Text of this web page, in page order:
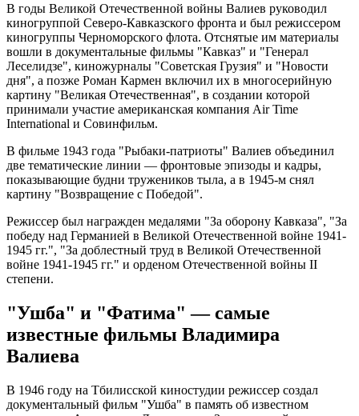
В годы Великой Отечественной войны Валиев руководил
киногруппой Северо-Кавказского фронта и был режиссером
киногруппы Черноморского флота. Отснятые им материалы
вошли в документальные фильмы "Кавказ" и "Генерал
Леселидзе", киножурналы "Советская Грузия" и "Новости
дня", а позже Роман Кармен включил их в многосерийную
картину "Великая Отечественная", в создании которой
принимали участие американская компания Air Time
International и Совинфильм.
В фильме 1943 года "Рыбаки-патриоты" Валиев объединил
две тематические линии — фронтовые эпизоды и кадры,
показывающие будни тружеников тыла, а в 1945-м снял
картину "Возвращение с Победой".
Режиссер был награжден медалями "За оборону Кавказа", "За
победу над Германией в Великой Отечественной войне 1941-
1945 гг.", "За доблестный труд в Великой Отечественной
войне 1941-1945 гг." и орденом Отечественной войны II
степени.
"Ушба" и "Фатима" — самые
известные фильмы Владимира
Валиева
В 1946 году на Тбилисской киностудии режиссер создал
документальный фильм "Ушба" в память об известном